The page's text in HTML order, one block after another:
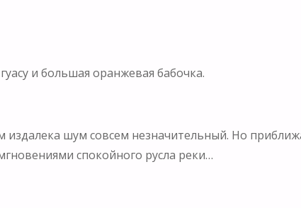
и большая оранжевая бабочка.
шум совсем незначительный. Но
спокойного русла реки…